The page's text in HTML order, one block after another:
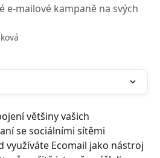
e-mailové kampaně na svých
většiny vašich
se sociálními sítěmi
využíváte Ecomail jako nástroj